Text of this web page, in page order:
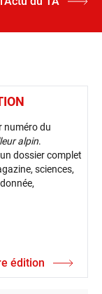
numéro du
alpin.
dossier complet
sciences,
édition